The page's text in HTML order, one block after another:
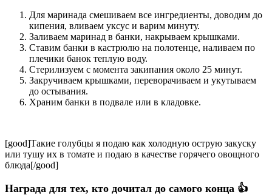
Для маринада смешиваем все ингредиенты, доводим до
кипения, вливаем уксус и варим минуту.
Заливаем маринад в банки, накрываем крышками.
Ставим банки в кастрюлю на полотенце, наливаем по
плечики банок теплую воду.
Стерилизуем с момента закипания около 25 минут.
Закручиваем крышками, переворачиваем и укутываем
до остывания.
Храним банки в подвале или в кладовке.
[good]Такие голубцы я подаю как холодную острую закуску
или тушу их в томате и подаю в качестве горячего овощного
блюда[/good]
Награда для тех, кто дочитал до самого конца 👍